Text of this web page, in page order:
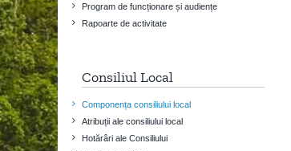
Program de funcționare și audiențe
Rapoarte de activitate
Consiliul Local
Componența consiliului local
Atribuții ale consiliului local
Hotărâri ale Consiliului